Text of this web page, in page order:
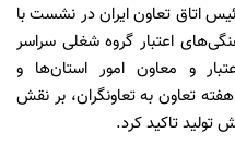
اتاق تعاون ایران در نشست با
اعتبار گروه شغلی سراسر
و معاون امور استان‌ها و
تعاون به تعاونگران، بر نقش
تاکید کرد.